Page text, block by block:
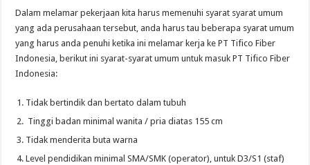
Dalam melamar pekerjaan kita harus memenuhi syarat syarat umum
yang ada perusahaan tersebut, anda harus tau beberapa syarat umum
yang harus anda penuhi ketika ini melamar kerja ke PT Tifico Fiber
Indonesia, berikut ini syarat-syarat umum untuk masuk PT Tifico Fiber
Indonesia:
Tidak bertindik dan bertato dalam tubuh
Tinggi badan minimal wanita / pria diatas 155 cm
Tidak menderita buta warna
Level pendidikan minimal SMA/SMK (operator), untuk D3/S1 (staf)